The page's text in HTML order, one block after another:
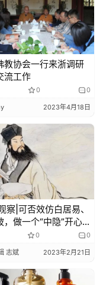
教协会一行来浙调研
流工作
0 0
2023年4月18日
察|可否效仿白居易、
，做一个“中隐”开心
0 0
志斌 2023年2月21日